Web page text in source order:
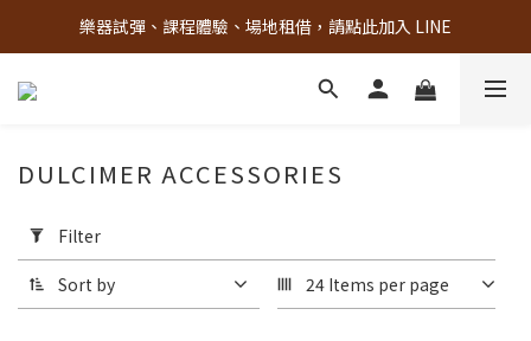
古亭門市 + 先進音樂教室週末假日皆有營業
樂器試彈、課程體驗、場地租借，請點此加入 LINE
古亭門市 + 先進音樂教室週末假日皆有營業
Filter
(0/20)
DULCIMER ACCESSORIES
Filter
Sort by 24 Items per page